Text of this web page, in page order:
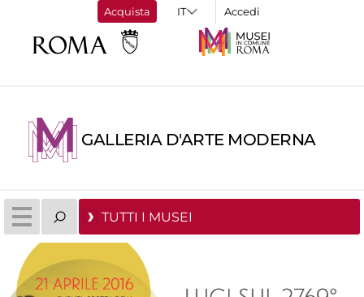
Acquista Accedi
GALLERIA D'ARTE MODERNA
TUTTI I MUSEI